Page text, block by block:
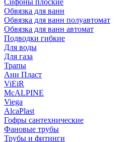
Сифоны плоские
Обвязка для ванн
Обвязка для ванн полуавтомат
Обвязка для ванн автомат
Подводки гибкие
Для воды
Для газа
Трапы
Ани Пласт
ViEiR
McALPINE
Viega
AlcaPlast
Гофры сантехнические
Фановые трубы
Трубы и фитинги